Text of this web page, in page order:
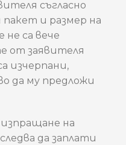
съгласно
и размер на
са вече
от заявителя
изчерпани,
да му предложи
на
да заплати